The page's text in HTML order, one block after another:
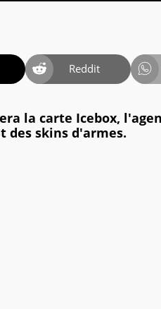
Reddit
la carte Icebox,
des skins d'armes.